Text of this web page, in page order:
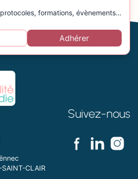
formations, évènements…
Adhérer
CLAIR
Suivez-nous